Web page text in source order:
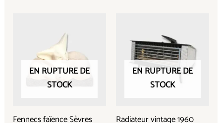
EN RUPTURE DE
STOCK
Fennecs faïence Sèvres
EN RUPTURE DE
STOCK
Radiateur vintage 1960